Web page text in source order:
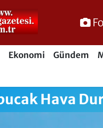
Ekonomi Gündem
Hava
Haritası
ve Fikstür